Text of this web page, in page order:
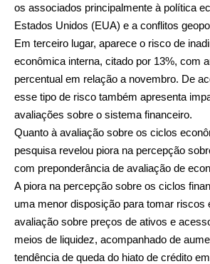
os associados principalmente à política
Estados Unidos (EUA) e a conflitos
Em terceiro lugar, aparece o risco de
econômica interna, citado por 13%, com
percentual em relação a novembro. De
esse tipo de risco também apresenta
avaliações sobre o sistema financeiro.
Quanto à avaliação sobre os ciclos
pesquisa revelou piora na percepção
com preponderância de avaliação de
A piora na percepção sobre os ciclos
uma menor disposição para tomar riscos
avaliação sobre preços de ativos e
meios de liquidez, acompanhado de
tendência de queda do hiato de crédito